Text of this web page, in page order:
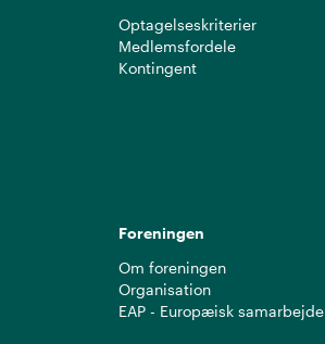
Optagelseskriterier
Medlemsfordele
Kontingent
Foreningen
Om foreningen
Organisation
EAP - Europæisk samarbejde